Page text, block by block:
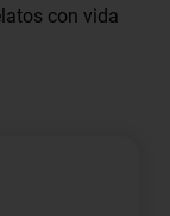
con vida